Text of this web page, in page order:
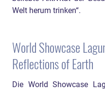
Welt herum trinken“.
World Showcase
Reflections of Earth
Die World Showcase